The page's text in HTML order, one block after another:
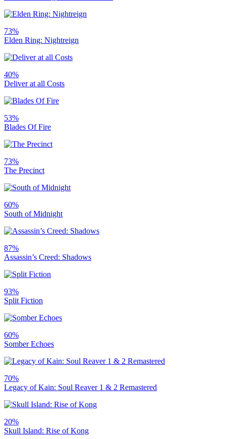
73%
Elden Ring: Nightreign
40%
Deliver at all Costs
53%
Blades Of Fire
73%
The Precinct
60%
South of Midnight
87%
Assassin’s Creed: Shadows
93%
Split Fiction
60%
Somber Echoes
70%
Legacy of Kain: Soul Reaver 1 & 2 Remastered
20%
Skull Island: Rise of Kong